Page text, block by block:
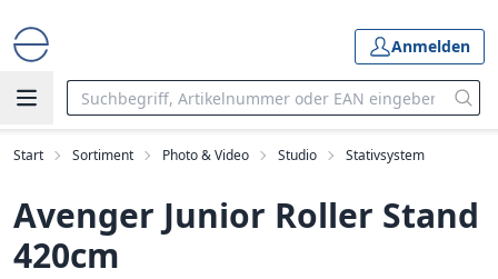
Anmelden
Start Sortiment Photo & Video Studio Stativsystem
Avenger Junior Roller Stand
420cm